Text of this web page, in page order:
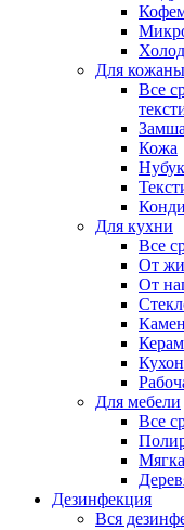
Для
Все
Замша
Кожа
Нубук
Для кухни
Все
От
От
Для мебели
Все
Дезинфекция
Вся